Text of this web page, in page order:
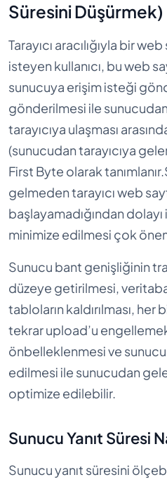
Süresini Düşürmek)
Tarayıcı aracılığıyla bir
isteyen kullanıcı, bu web
sunucuya erişim isteği
gönderilmesi ile
tarayıcıya ulaşması
(sunucudan tarayıcıya
First Byte olarak
gelmeden tarayıcı web
başlayamadığından dolayı
minimize edilmesi çok
Sunucu bant genişliğinin
düzeye getirilmesi,
tabloların kaldırılması,
tekrar upload’u engellemek
önbelleklenmesi ve
edilmesi ile sunucudan
optimize edilebilir.
Sunucu Yanıt Süresi
Sunucu yanıt süresini